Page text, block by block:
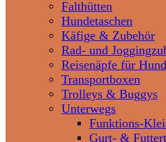
Falthütten
Hundetaschen
Käfige & Zubehör
Rad- und
Reisenäpfe für
Transportboxen
Trolleys & Buggys
Unterwegs
Funktions-
Gurt- &